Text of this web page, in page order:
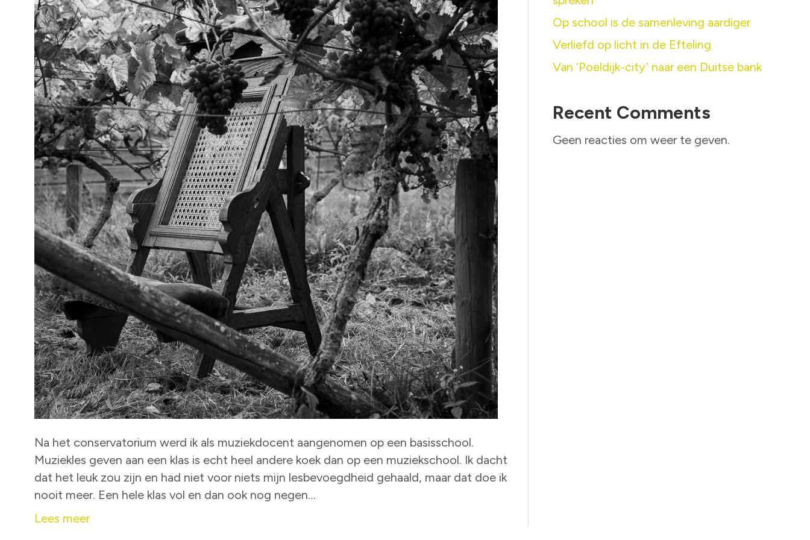
Na het conservatorium werd ik als muziekdocent aangenomen op een basisschool.
Muziekles geven aan een klas is echt heel andere koek dan op een muziekschool. Ik dacht
dat het leuk zou zijn en had niet voor niets mijn lesbevoegdheid gehaald, maar dat doe ik
nooit meer. Een hele klas vol en dan ook nog negen…
Lees meer
Op school is de samenleving aardiger
Verliefd op licht in de Efteling
Van ‘Poeldijk-city’ naar een Duitse bank
Recent Comments
Geen reacties om weer te geven.